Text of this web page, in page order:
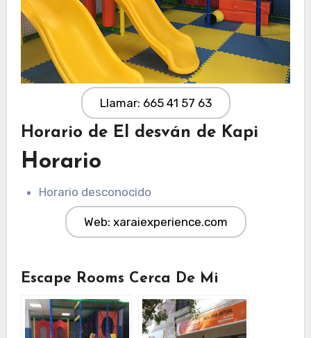
Llamar: 665 41 57 63
Horario de El desván de Kapi
Horario
Horario desconocido
Web: xaraiexperience.com
Escape Rooms Cerca De Mi